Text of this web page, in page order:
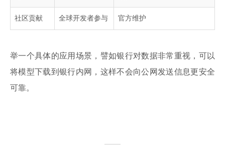
社区贡献 全球开发者参与 官方维护
举一个具体的应用场景，譬如银行对数据非常重视，可以
将模型下载到银行内网，这样不会向公网发送信息更安全
可靠。